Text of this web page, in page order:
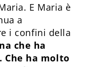
E Maria è
a
i confini della
che ha
Che ha molto